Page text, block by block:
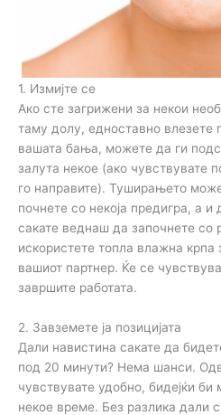
1. Измијте се
Ако сте загрижени за некои
таму долу, едноставно влезете
вашата бања, можете да ги
залута некое (ако чувствувате
го направите). Туширањето
почнете со некоја предигра, а и
сакате веднаш да започнете со
искористете топла влажна крпа
вашиот партнер. Ќе се
завршите работата.
2. Завземете ја позицијата
Дали навистина сакате да
под 20 минути? Нема шанси.
чувствувате удобно, бидејќи
некое време. Без разлика дали